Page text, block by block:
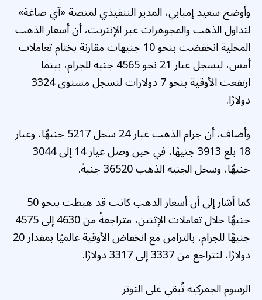
وأوضح سعيد إمبابي، المدير التنفيذي لمنصة «آي صاغة»
لتداول الذهب والمجوهرات عبر الإنترنت، أن أسعار الذهب
المحلية انخفضت بنحو 10 جنيهات مقارنة بختام تعاملات
أمس، ليسجل عيار 21 نحو 4565 جنيه للجرام، بينما
ارتفعت الأوقية بنحو 7 دولارات لتسجل مستوى 3324
دولارًا.
وأضاف، أن جرام الذهب عيار 24 سجل 5217 جنيهًا، وعيار
18 بلغ 3913 جنيهًا، في حين وصل عيار 14 إلى 3044
جنيهًا، وسجل الجنيه الذهب 36520 جنيهً.
كما أشار إلى أن أسعار الذهب كانت قد هبطت بنحو 50
جنيهًا خلال تعاملات الإثنين، متراجعةً من 4630 إلى 4575
جنيهًا للجرام، بالتزامن مع انخفاض الأوقية عالميًا بمقدار 20
دولارًا، لتتراجع من 3337 إلى 3317 دولارًا.
الرسوم الجمركية تُبقي على التوتر